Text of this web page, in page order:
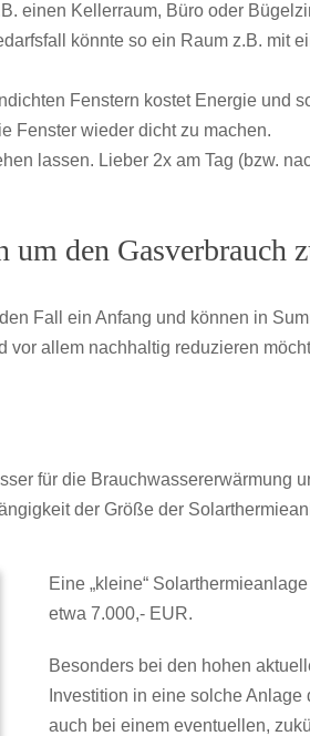
einen Kellerraum, Büro oder
könnte so ein Raum z.B. mit
Fenstern kostet Energie und
Fenster wieder dicht zu machen.
lassen. Lieber 2x am Tag (bzw.
den Gasverbrauch
Fall ein Anfang und können in
allem nachhaltig reduzieren
für die
der Größe der
Eine „kleine“
etwa 7.000,- EUR.
Besonders bei den hohen
Investition in eine solche
auch bei einem eventuellen,